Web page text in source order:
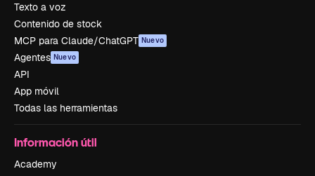
Texto a voz
Contenido de stock
MCP para Claude/ChatGPT Nuevo
Agentes Nuevo
API
App móvil
Todas las herramientas
Información útil
Academy